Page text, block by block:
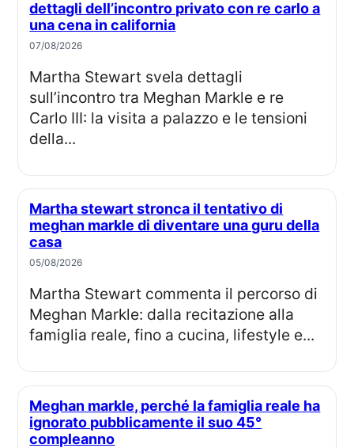
dettagli dell’incontro privato con re carlo a
una cena in california
07/08/2026
Martha Stewart svela dettagli
sull’incontro tra Meghan Markle e re
Carlo III: la visita a palazzo e le tensioni
della...
Martha stewart stronca il tentativo di
meghan markle di diventare una guru della
casa
05/08/2026
Martha Stewart commenta il percorso di
Meghan Markle: dalla recitazione alla
famiglia reale, fino a cucina, lifestyle e...
Meghan markle, perché la famiglia reale ha
ignorato pubblicamente il suo 45°
compleanno